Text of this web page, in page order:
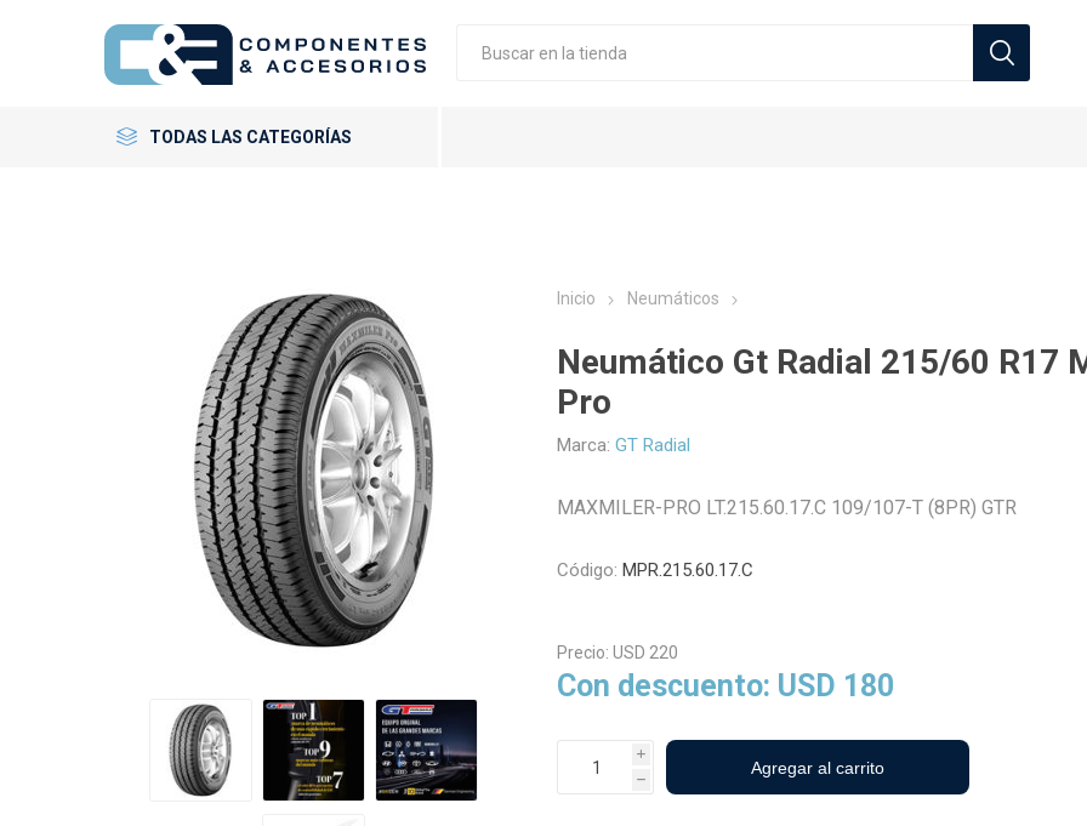
TODAS LAS CATEGORÍAS
Neumáticos Automoviles
Neumáticos Agrícolas
Viales
Llantas Originales
GT Radial
Petlas
Inicio Neumáticos
Neumático Gt Radial 215/60 R17
Pro
Marca: GT Radial
MAXMILER-PRO LT.215.60.17.C 109/107-T (8PR) GTR
Código: MPR.215.60.17.C
Precio: USD 220
Con descuento: USD 180
i
h